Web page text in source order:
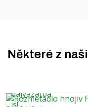
Některé z